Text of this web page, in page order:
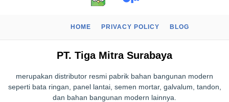
HOME PRIVACY POLICY BLOG
PT. Tiga Mitra Surabaya
merupakan distributor resmi pabrik bahan bangunan modern
seperti bata ringan, panel lantai, semen mortar, galvalum, tandon,
dan bahan bangunan modern lainnya.